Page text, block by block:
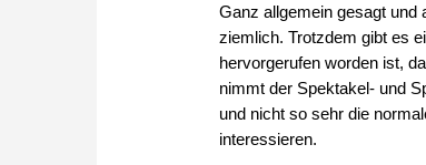
Ganz allgemein gesagt und
ziemlich. Trotzdem gibt es
hervorgerufen worden ist,
nimmt der Spektakel- und
und nicht so sehr die
interessieren.